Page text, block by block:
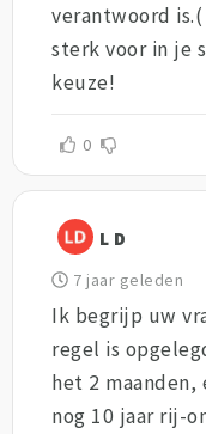
verantwoord
sterk voor in je
keuze!
0
L D
7 jaar geleden
Ik begrijp uw
regel is
het 2 maanden,
nog 10 jaar rij-